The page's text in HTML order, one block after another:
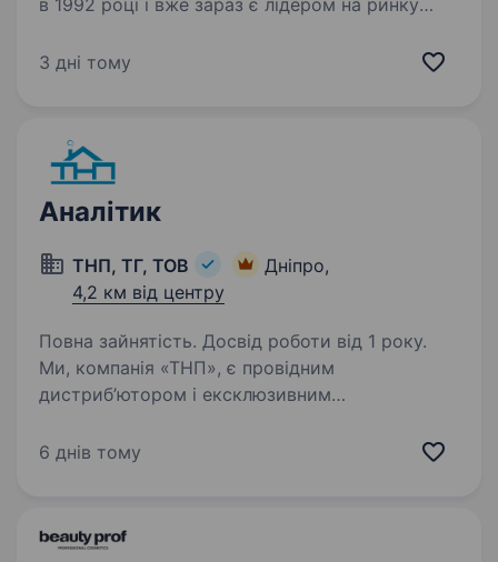
в 1992 році і вже зараз є лідером на ринку
власного виробництва ТМ «SOKOL», а так
3 дні тому
Аналітик
ТНП, ТГ, ТОВ
Дніпро,
4,2 км від центру
Повна зайнятість. Досвід роботи від 1 року.
Ми, компанія «ТНП», є провідним
дистриб’ютором і ексклюзивним
Krauff, Helfer, Martex, Keramia та категорія
6 днів тому